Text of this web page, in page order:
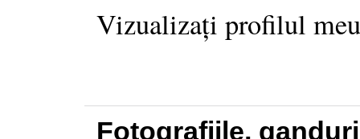
Vizualizați profilul
Fotografiile,